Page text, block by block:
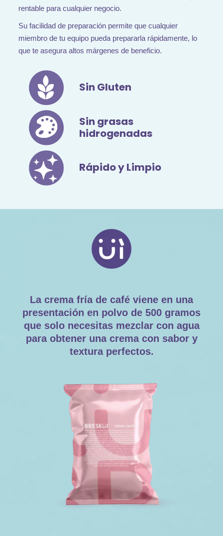
rentable para cualquier negocio.
Su facilidad de preparación permite que cualquier
miembro de tu equipo pueda prepararla rápidamente, lo
que te asegura altos márgenes de beneficio.
Sin Gluten
Sin grasas
hidrogenadas
Rápido y Limpio
La crema fría de café viene en una
presentación en polvo de 500 gramos
que solo necesitas mezclar con agua
para obtener una crema con sabor y
textura perfectos.